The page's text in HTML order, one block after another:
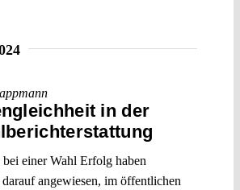
in der
bei einer Wahl Erfolg haben
angewiesen, im öffentlichen